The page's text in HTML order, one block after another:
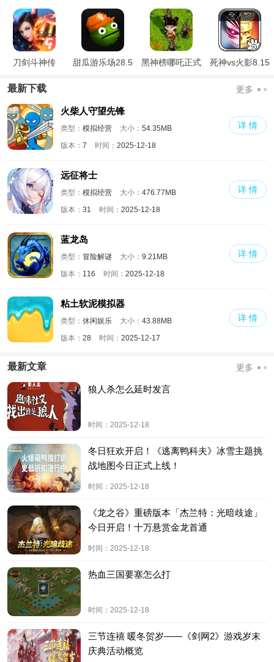
刀剑斗神传
甜瓜游乐场28.5
黑神榜哪吒正式
死神vs火影8.15
最新下载 更多
火柴人守望先锋
类型： 模拟经营 大小： 54.35MB
版本： 7 时间： 2025-12-18
详 情
远征将士
类型： 模拟经营 大小： 476.77MB
版本： 31 时间： 2025-12-18
详 情
蓝龙岛
类型： 冒险解谜 大小： 9.21MB
版本： 116 时间： 2025-12-18
详 情
粘土软泥模拟器
类型： 休闲娱乐 大小： 43.88MB
版本： 28 时间： 2025-12-17
详 情
最新文章 更多
狼人杀怎么延时发言
时间： 2025-12-18
冬日狂欢开启！《逃离鸭科夫》冰雪主题挑
战地图今日正式上线！
时间： 2025-12-18
《龙之谷》重磅版本「杰兰特：光暗歧途」
今日开启！十万悬赏金龙首通
时间： 2025-12-18
热血三国要塞怎么打
时间： 2025-12-18
三节连禧 暖冬贺岁——《剑网2》游戏岁末
庆典活动概览